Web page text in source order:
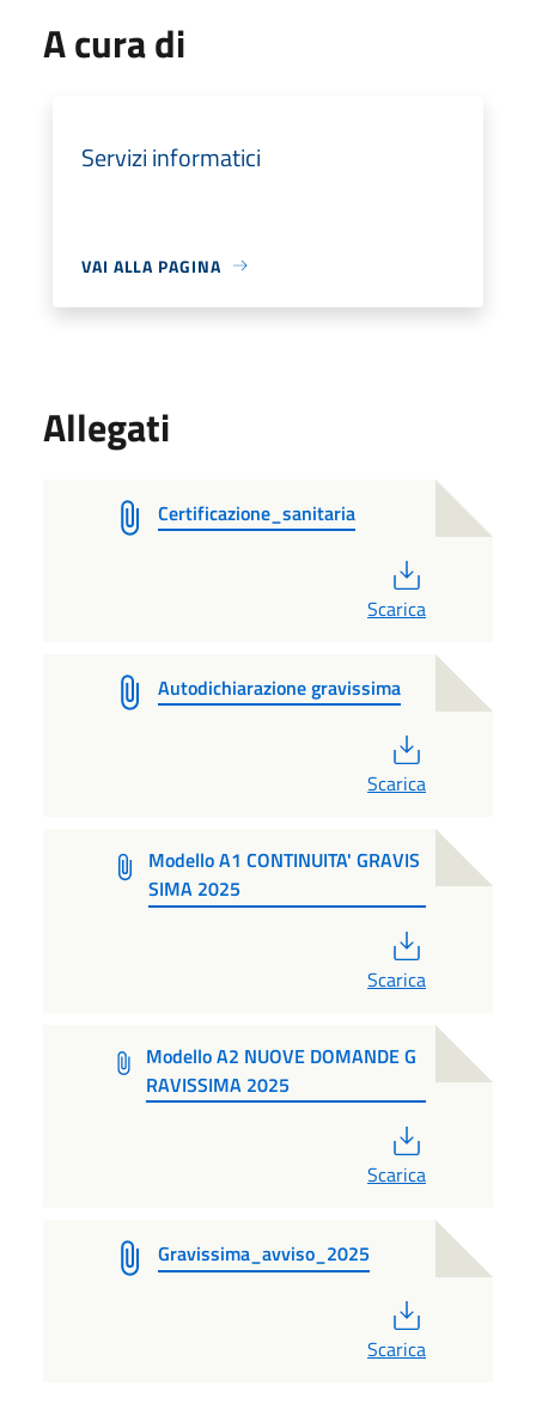
A cura di
Servizi informatici
VAI ALLA PAGINA
Allegati
Certificazione_sanitaria
Scarica
Autodichiarazione gravissima
Scarica
Modello A1 CONTINUITA' GRAVIS
SIMA 2025
Scarica
Modello A2 NUOVE DOMANDE G
RAVISSIMA 2025
Scarica
Gravissima_avviso_2025
Scarica